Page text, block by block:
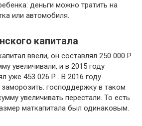
деньги можно тратить на
или автомобиля.
капитала
ввели, он составлял 250 000 Р
увеличивали, и в 2015 году
уже 453 026 Р . В 2016 году
господдержку в таком
увеличивать перестали. То есть
маткапитала был одинаковым.